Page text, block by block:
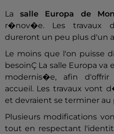
Lasalle Europa de
r�nov�e. Les travaux
dureront un peu plus d'un
Le moins que l'on puisse
besoinÇ La salle Europa
modernis�e, afin
accueil. Les travaux vont
et devraient se terminer au
Plusieurs modifications
tout en respectant